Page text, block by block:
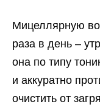
Мицеллярную
раза в день –
она по типу
и аккуратно
очистить от